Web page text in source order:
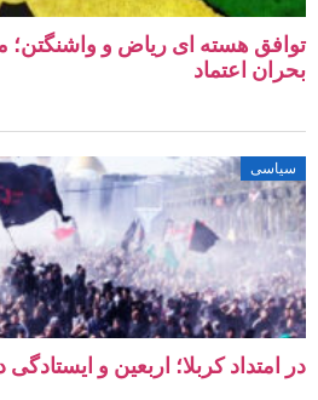
توافق هسته‌ ای ریاض و واشنگتن؛
بحران اعتماد
سیاسی
در امتداد کربلا؛ اربعین و